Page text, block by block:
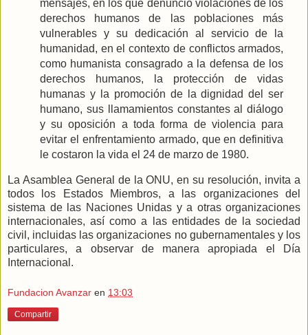
mensajes, en los que denunció violaciones de los
derechos humanos de las poblaciones más
vulnerables y su dedicación al servicio de la
humanidad, en el contexto de conflictos armados,
como humanista consagrado a la defensa de los
derechos humanos, la protección de vidas
humanas y la promoción de la dignidad del ser
humano, sus llamamientos constantes al diálogo
y su oposición a toda forma de violencia para
evitar el enfrentamiento armado, que en definitiva
le costaron la vida el 24 de marzo de 1980.
La Asamblea General de la ONU, en su resolución, invita a
todos los Estados Miembros, a las organizaciones del
sistema de las Naciones Unidas y a otras organizaciones
internacionales, así como a las entidades de la sociedad
civil, incluidas las organizaciones no gubernamentales y los
particulares, a observar de manera apropiada el Día
Internacional.
Fundacion Avanzar en 13:03
Compartir